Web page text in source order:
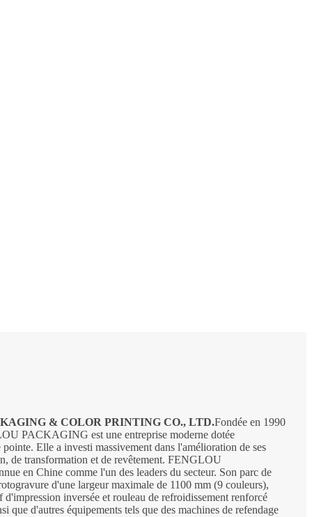
& COLOR PRINTING CO., LTD.Fondée en 1990
PACKAGING est une entreprise moderne dotée
Elle a investi massivement dans l'amélioration de ses
de transformation et de revêtement. FENGLOU
en Chine comme l'un des leaders du secteur. Son parc de
d'une largeur maximale de 1100 mm (9 couleurs),
d'impression inversée et rouleau de refroidissement renforcé
que d'autres équipements tels que des machines de refendage